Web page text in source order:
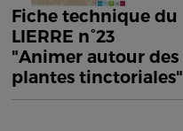
Fiche technique du
LIERRE n°23
"Animer autour des
plantes tinctoriales"